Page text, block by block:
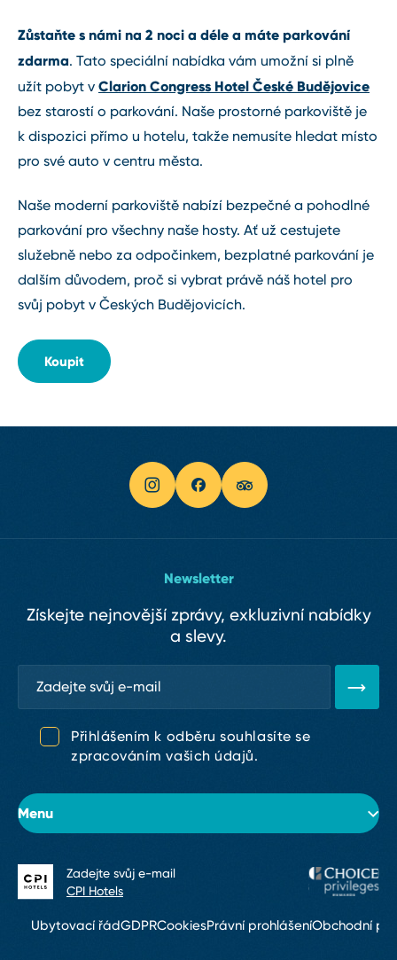
Zůstaňte s námi na 2 noci a déle a máte parkování
zdarma. Tato speciální nabídka vám umožní si plně
užít pobyt v Clarion Congress Hotel České Budějovice
bez starostí o parkování. Naše prostorné parkoviště je
k dispozici přímo u hotelu, takže nemusíte hledat místo
pro své auto v centru města.
Naše moderní parkoviště nabízí bezpečné a pohodlné
parkování pro všechny naše hosty. Ať už cestujete
služebně nebo za odpočinkem, bezplatné parkování je
dalším důvodem, proč si vybrat právě náš hotel pro
svůj pobyt v Českých Budějovicích.
Koupit
Menu
O hotelu
Pokoje
Newsletter
Získejte nejnovější zprávy, exkluzivní nabídky
a slevy.
Přihlášením k odběru souhlasíte se
zpracováním vašich údajů.
Ubytovací řádGDPRCookiesPrávní prohlášeníObchodní
Zadejte svůj e⁠-⁠mail
CPI Hotels